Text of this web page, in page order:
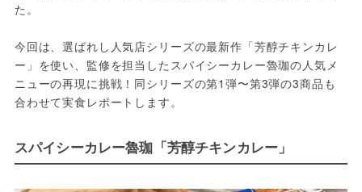
た。
今回は、選ばれし人気店シリーズの最新作「芳醇チキンカレ
ー」を使い、監修を担当したスパイシーカレー魯珈の人気メ
ニューの再現に挑戦！同シリーズの第1弾〜第3弾の3商品も
合わせて実食レポートします。
スパイシーカレー魯珈「芳醇チキンカレー」